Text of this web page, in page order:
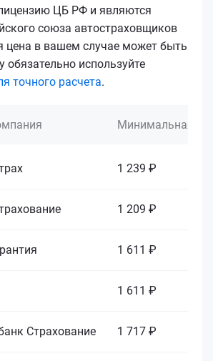
ЦБ РФ и являются
союза автостраховщиков
цена в вашем случае может быть
обязательно используйте
точного расчета.
Минимальная
1 239 ₽
1 209 ₽
1 611 ₽
1 611 ₽
Страхование 1 717 ₽